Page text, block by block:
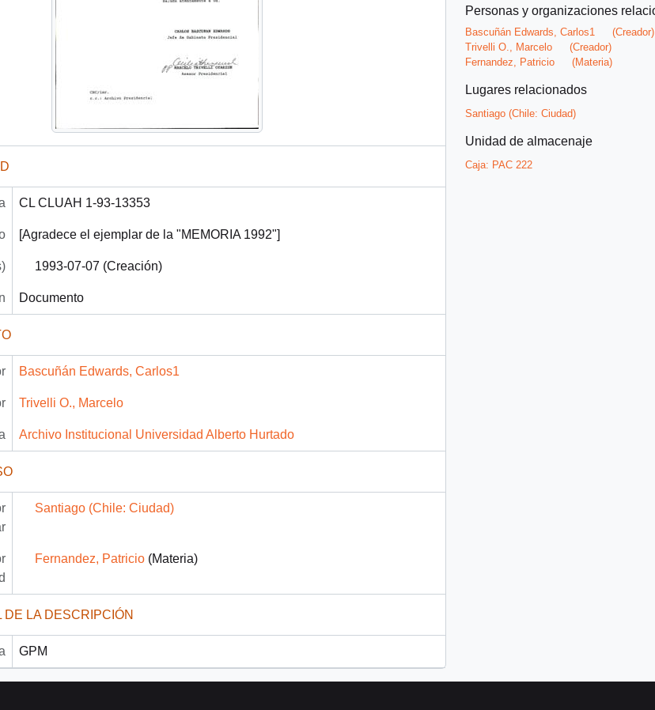
CL CLUAH 1-93-13353
[Agradece el ejemplar de la "MEMORIA 1992"]
1993-07-07 (Creación)
Documento
Bascuñán Edwards, Carlos1
Trivelli O., Marcelo
Archivo Institucional Universidad Alberto Hurtado
Santiago (Chile: Ciudad)
Fernandez, Patricio(Materia)
LA DESCRIPCIÓN
GPM
Personas y organizaciones
Bascuñán Edwards, Carlos1
(Creador)
Trivelli O., Marcelo
(Creador)
Fernandez, Patricio
(Materia)
Lugares relacionados
Santiago (Chile: Ciudad)
Unidad de almacenaje
Caja: PAC 222